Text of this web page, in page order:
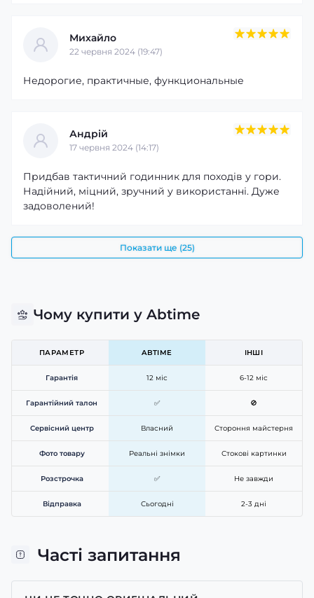
Михайло
22 червня 2024 (19:47)
Недорогие, практичные, функциональные
Андрій
17 червня 2024 (14:17)
Придбав тактичний годинник для походів у гори.
Надійний, міцний, зручний у використанні. Дуже
задоволений!
Показати ще (25)
Чому купити у Abtime
ПАРАМЕТР ABTIME ІНШІ
Гарантія 12 міс 6-12 міс
Гарантійний талон ✅ 🚫
Сервісний центр Власний Стороння майстерня
Фото товару Реальні знімки Стокові картинки
Розстрочка ✅ Не завжди
Відправка Сьогодні 2-3 дні
Часті запитання